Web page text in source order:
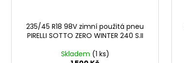
235/45 R18 98V zimní použitá pneu
PIRELLI SOTTO ZERO WINTER 240 S.II
Skladem (1 ks)